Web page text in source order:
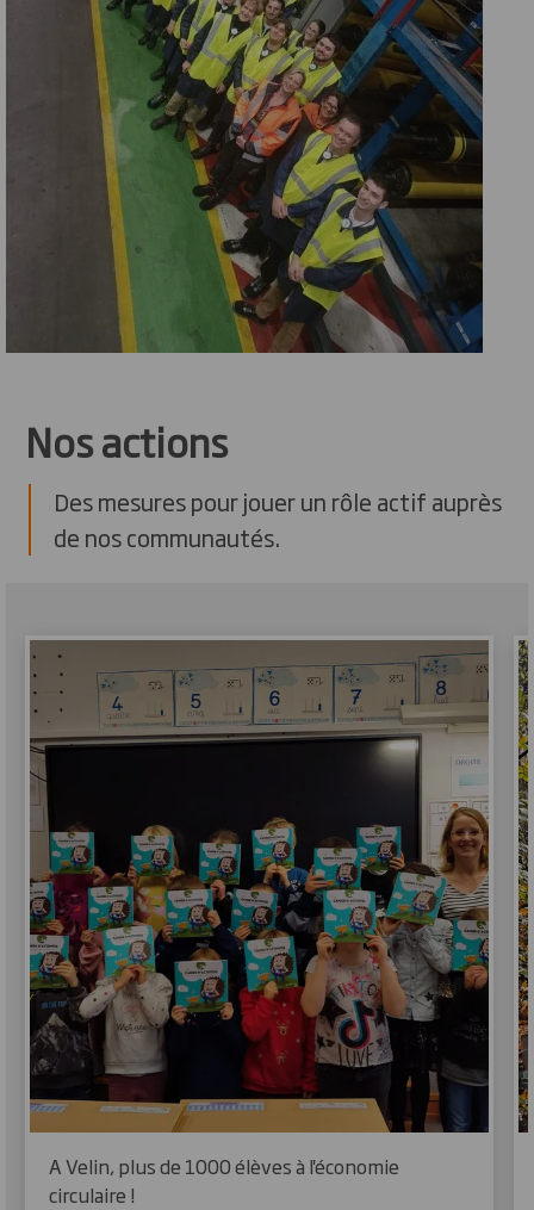
Nos actions
Des mesures pour jouer un rôle actif auprès
de nos communautés.
A Velin, plus de 1000 élèves à l'économie
circulaire !